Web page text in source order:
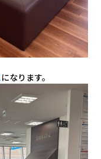
になります。